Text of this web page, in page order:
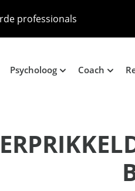
professionals
Psycholoog Coach